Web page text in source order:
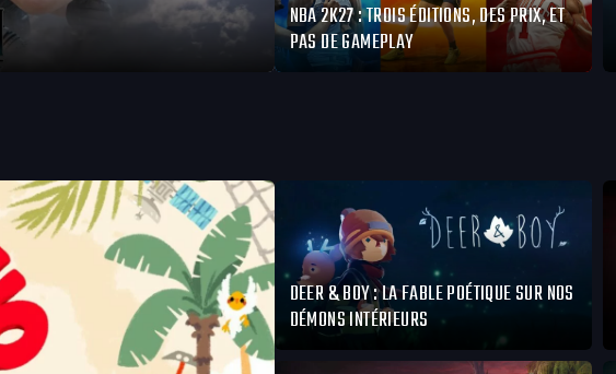
NBA 2K27 : TROIS ÉDITIONS, DES PRIX, ET
PAS DE GAMEPLAY
DEER & BOY : LA FABLE POÉTIQUE SUR NOS
DÉMONS INTÉRIEURS